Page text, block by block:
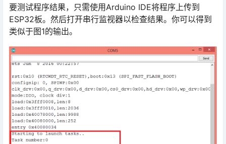
要测试程序结果，只需使用Arduino IDE将程序上传到
ESP32板。然后打开串行监视器以检查结果。你可以得到
类似于图1的输出。